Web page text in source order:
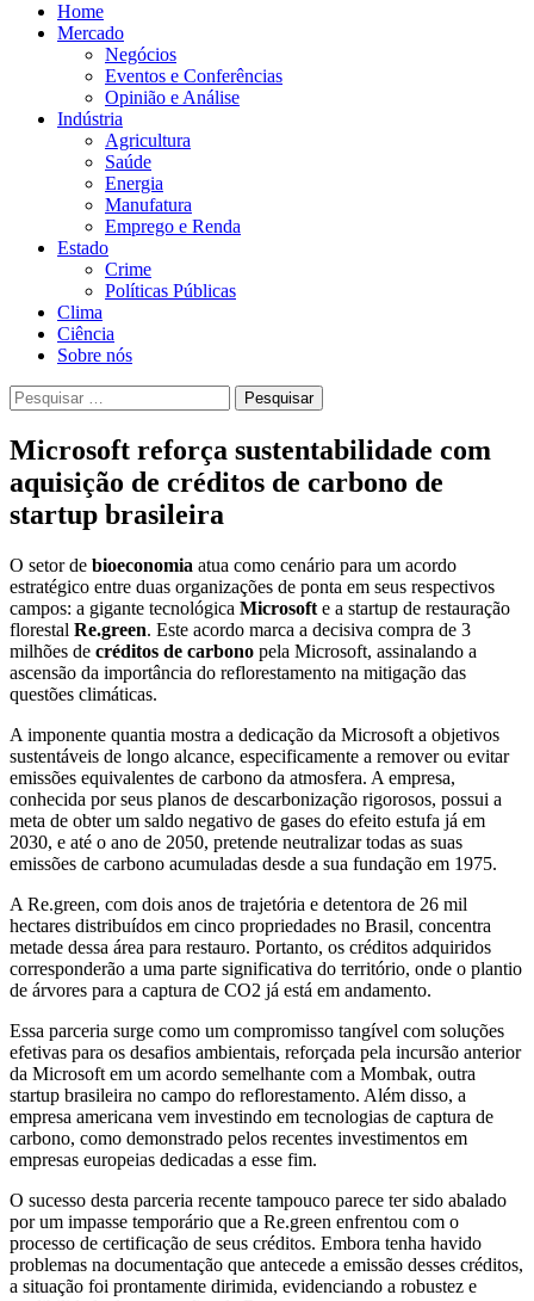
Home
Mercado
Negócios
Eventos e Conferências
Opinião e Análise
Indústria
Agricultura
Saúde
Energia
Manufatura
Emprego e Renda
Estado
Crime
Políticas Públicas
Clima
Ciência
Sobre nós
Pesquisar
por:
Microsoft reforça sustentabilidade com
aquisição de créditos de carbono de
startup brasileira
O setor de bioeconomia atua como cenário para um acordo
estratégico entre duas organizações de ponta em seus respectivos
campos: a gigante tecnológica Microsoft e a startup de restauração
florestal Re.green. Este acordo marca a decisiva compra de 3
milhões de créditos de carbono pela Microsoft, assinalando a
ascensão da importância do reflorestamento na mitigação das
questões climáticas.
A imponente quantia mostra a dedicação da Microsoft a objetivos
sustentáveis de longo alcance, especificamente a remover ou evitar
emissões equivalentes de carbono da atmosfera. A empresa,
conhecida por seus planos de descarbonização rigorosos, possui a
meta de obter um saldo negativo de gases do efeito estufa já em
2030, e até o ano de 2050, pretende neutralizar todas as suas
emissões de carbono acumuladas desde a sua fundação em 1975.
A Re.green, com dois anos de trajetória e detentora de 26 mil
hectares distribuídos em cinco propriedades no Brasil, concentra
metade dessa área para restauro. Portanto, os créditos adquiridos
corresponderão a uma parte significativa do território, onde o plantio
de árvores para a captura de CO2 já está em andamento.
Essa parceria surge como um compromisso tangível com soluções
efetivas para os desafios ambientais, reforçada pela incursão anterior
da Microsoft em um acordo semelhante com a Mombak, outra
startup brasileira no campo do reflorestamento. Além disso, a
empresa americana vem investindo em tecnologias de captura de
carbono, como demonstrado pelos recentes investimentos em
empresas europeias dedicadas a esse fim.
O sucesso desta parceria recente tampouco parece ter sido abalado
por um impasse temporário que a Re.green enfrentou com o
processo de certificação de seus créditos. Embora tenha havido
problemas na documentação que antecede a emissão desses créditos,
a situação foi prontamente dirimida, evidenciando a robustez e